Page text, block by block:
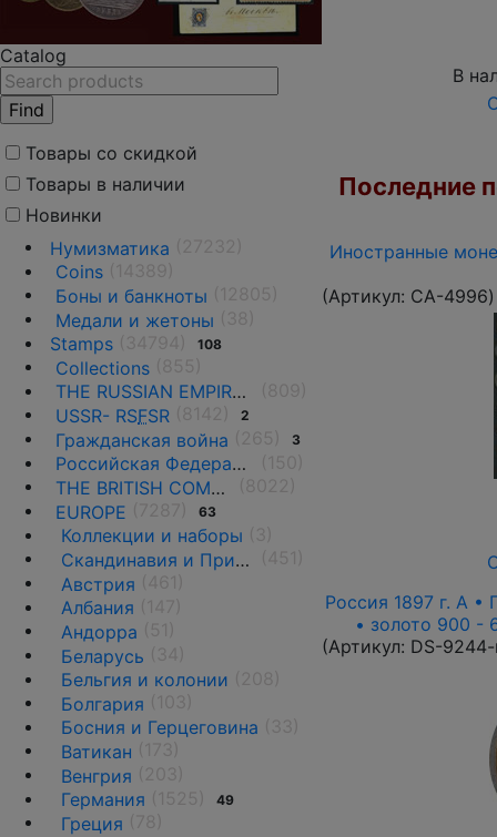
Catalog
Товары со скидкой
Товары в наличии
Новинки
Нумизматика
Coins
Боны и банкноты
Медали и жетоны
Stamps
108
Collections
THE RUSSIAN EMPIRE UNTIL 1917.
USSR- RSFSR 2
Гражданская война 3
Российская Федерация(1992 г.-н.д.)
THE BRITISH COMMONWEALTH
EUROPE
63
Коллекции и наборы
Скандинавия и Прибалтика
Австрия
Албания
Андорра
Беларусь
Бельгия и колонии
Болгария
Босния и Герцеговина
Ватикан
Венгрия
Германия
49
Греция
В
Последние
Иностранные
(Артикул: CA-4996)
Россия 1897 г. А •
• золото 900 -
(Артикул: DS-